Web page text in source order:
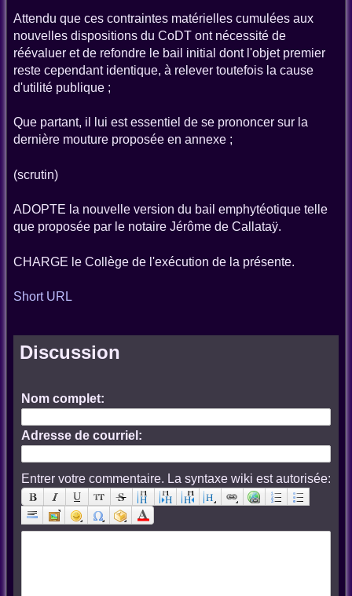
Attendu que ces contraintes matérielles cumulées aux
nouvelles dispositions du CoDT ont nécessité de
réévaluer et de refondre le bail initial dont l'objet premier
reste cependant identique, à relever toutefois la cause
d'utilité publique ;
Que partant, il lui est essentiel de se prononcer sur la
dernière mouture proposée en annexe ;
(scrutin)
ADOPTE la nouvelle version du bail emphytéotique telle
que proposée par le notaire Jérôme de Callataÿ.
CHARGE le Collège de l'exécution de la présente.
Short URL
Discussion
Nom complet:
Adresse de courriel:
Entrer votre commentaire. La syntaxe wiki est autorisée: